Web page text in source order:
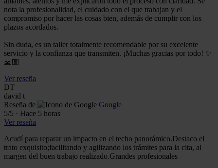
nota la profesionalidad, el cuidado con el que trabajan y el
compromiso por hacer las cosas bien, además de cumplir con los
plazos acordados.
Sin duda, es un taller totalmente recomendable por su excelente
servicio y la confianza que transmiten. ¡Muchas gracias por todo! ✨
🙏🏼
Ver reseña
DT
david t
Reseña de
Google
5/5 · Hace 5 horas
Ver reseña
Acudí para reparar un impacto en el techo panorámico.Destaco el
trato exquisito;facilitando y agilizando los trámites para la cita, al
margen del buen trabajo realizado.Grandes profesionales